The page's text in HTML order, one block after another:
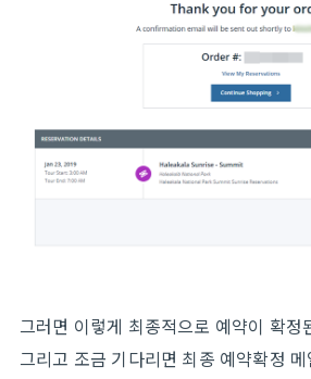
그러면 이렇게 최종적으로 예약이 확정
그리고 조금 기다리면 최종 예약확정